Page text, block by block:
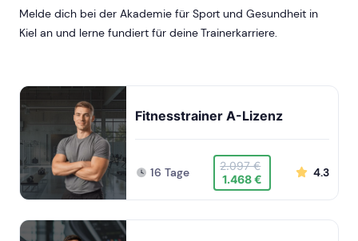
Melde dich bei der Akademie für Sport und Gesundheit in
Kiel an und lerne fundiert für deine Trainerkarriere.
Fitnesstrainer A-Lizenz
16 Tage
2.097 €
1.468 €
4.3